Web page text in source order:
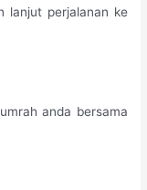
lanjut perjalanan ke
anda bersama